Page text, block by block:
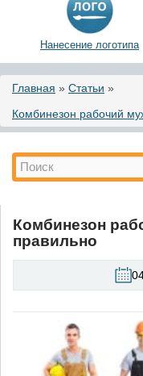
Нанесение логотипа
Вы здесь
Главная » Статьи »
Комбинезон рабочий
Форма поиска
Поиск
Комбинезон
правильно